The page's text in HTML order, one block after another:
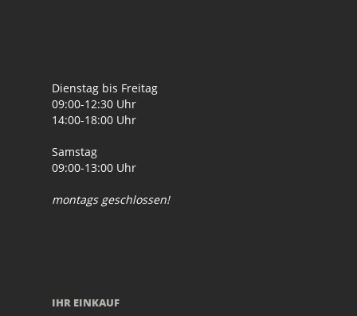
Dienstag bis Freitag
09:00-12:30 Uhr
14:00-18:00 Uhr
Samstag
09:00-13:00 Uhr
montags geschlossen!
IHR EINKAUF